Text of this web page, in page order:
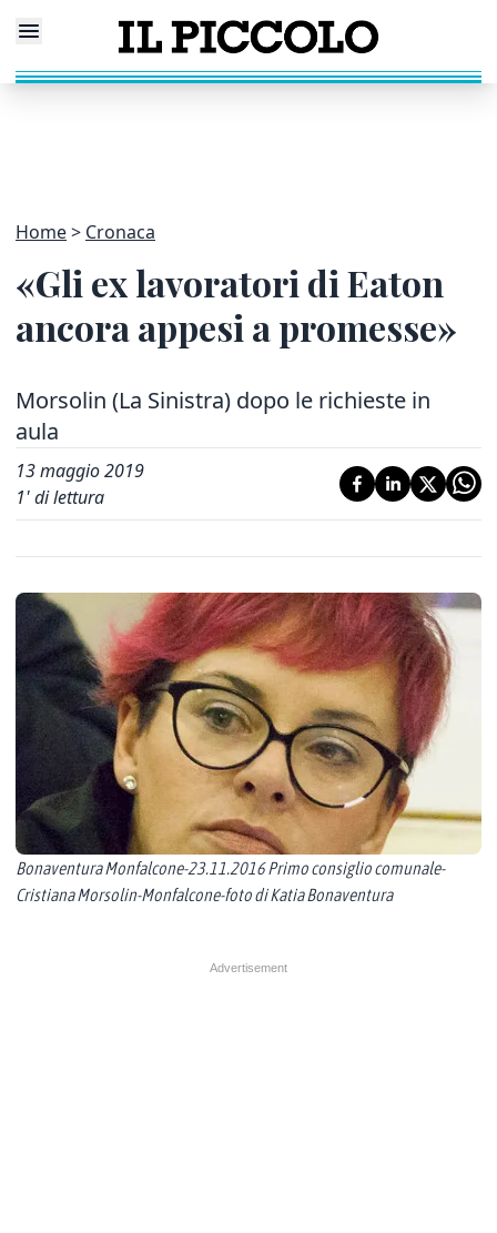
Home Cronaca
«Gli ex lavoratori di Eaton
ancora appesi a promesse»
Morsolin (La Sinistra) dopo le richieste in
aula
13 maggio 2019
1' di lettura
Bonaventura Monfalcone-23.11.2016 Primo consiglio comunale-
Cristiana Morsolin-Monfalcone-foto di Katia Bonaventura